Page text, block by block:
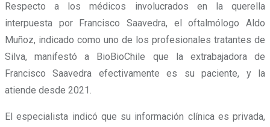
Respecto a los médicos involucrados en la querella
interpuesta por Francisco Saavedra, el oftalmólogo Aldo
Muñoz, indicado como uno de los profesionales tratantes de
Silva, manifestó a BioBioChile que la extrabajadora de
Francisco Saavedra efectivamente es su paciente, y la
atiende desde 2021.
El especialista indicó que su información clínica es privada,